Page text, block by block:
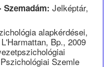
Jelképtár,
alapkérdései,
Bp., 2009
Szemle